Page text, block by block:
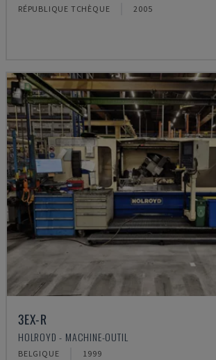
RÉPUBLIQUE TCHÈQUE 2005
3EX-R
HOLROYD - MACHINE-OUTIL
BELGIQUE 1999